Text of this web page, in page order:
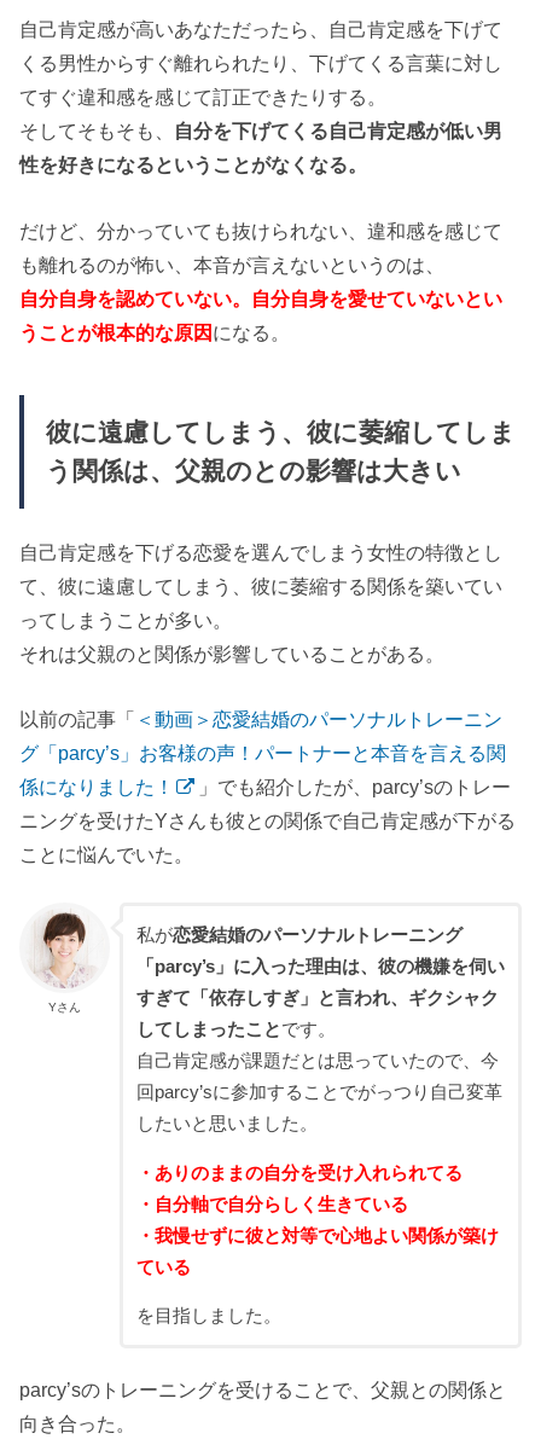
自己肯定感が高いあなただったら、自己肯定感を下げて
くる男性からすぐ離れられたり、下げてくる言葉に対し
てすぐ違和感を感じて訂正できたりする。
そしてそもそも、 自分を下げてくる自己肯定感が低い男
性を好きになるということがなくなる。
だけど、分かっていても抜けられない、違和感を感じて
も離れるのが怖い、本音が言えないというのは、
自分自身を認めていない。自分自身を愛せていないとい
うことが根本的な原因 になる。
彼に遠慮してしまう、彼に萎縮してしま
う関係は、父親のとの影響は大きい
自己肯定感を下げる恋愛を選んでしまう女性の特徴とし
て、彼に遠慮してしまう、彼に萎縮する関係を築いてい
ってしまうことが多い。
それは父親のと関係が影響していることがある。
以前の記事「 ＜動画＞恋愛結婚のパーソナルトレーニン
グ「parcy’s」お客様の声！パートナーと本音を言える関
係になりました！
」でも紹介したが、parcy’sのトレー
ニングを受けたYさんも彼との関係で自己肯定感が下がる
ことに悩んでいた。
Yさん
私が恋愛結婚のパーソナルトレーニング
「parcy’s」に入った理由は、彼の機嫌を伺い
すぎて「依存しすぎ」と言われ、ギクシャク
してしまったことです。
自己肯定感が課題だとは思っていたので、今
回parcy’sに参加することでがっつり自己変革
したいと思いました。
・ありのままの自分を受け入れられてる
・自分軸で自分らしく生きている
・我慢せずに彼と対等で心地よい関係が築け
ている
を目指しました。
parcy’sのトレーニングを受けることで、父親との関係と
向き合った。